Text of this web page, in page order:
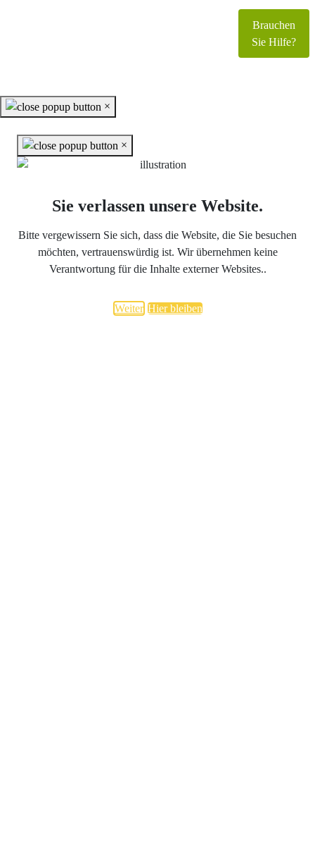
Brauchen
Sie Hilfe?
×
×
Sie verlassen unsere Website.
Bitte vergewissern Sie sich, dass die Website, die Sie besuchen
möchten, vertrauenswürdig ist. Wir übernehmen keine
Verantwortung für die Inhalte externer Websites..
Weiter Hier bleiben